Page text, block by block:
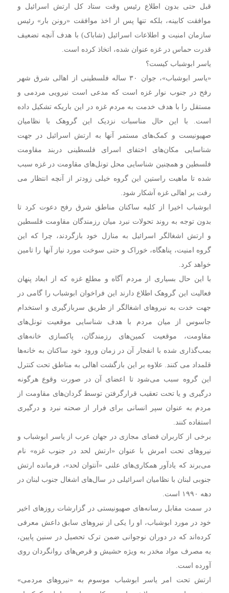
قبل حتی بدون اطلاع رئیس وقت ستاد کل ارتش اسرائیل و
موافقت کابینه، بلکه تنها پس از اخذ موافقت «رونن بار» رئیس
سازمان امنیت و اطلاعات اسرائیل (شاباک) با هدف آنچه تضعیف
قدرت حماس در غزه عنوان شده، اتخاذ کرده است.
یاسر ابوشباب کیست؟
«یاسر ابوشباب»، جوان ۳۰ ساله فلسطینی از اهالی شرق شهر
رفح در جنوب نوار غزه است که مدعی است نیرویی مردمی و
مستقل را با هدف خدمت به مردم غزه در این باریکه تشکیل داده
است. با این حال مناسبات نزدیک این گروهک با نظامیان
صهیونیست و کمک‌های مستمر آنها به ارتش اسرائیل در جهت
شناسایی مکان‌های اختفای اسرای فلسطینی دربند مقاومت
فلسطین و همچنین شناسایی محل تونل‌های مقاومت در غزه سبب
شده تا ماهیت راستین این گروه خیلی زودتر از آنچه انتظار می
‌رفت بر اهالی غزه آشکار شود.
ابوشباب اخیرا از کلیه ساکنان مناطق شرق رفح دعوت کرد تا
بدون توجه به روند تحولات نبرد میان رزمندگان مقاومت فلسطین
و ارتش اشغالگر اسرائیل به منازل خود بازگردند، چرا که این
گروه امنیت، پناهگاه، خوراک و حتی سوخت مورد نیاز آنها را تامین
خواهد کرد.
با این حال بسیاری از مردم آگاه و مطلع غزه که از ابعاد پنهان
فعالیت این گروهک اطلاع دارند این فراخوان ابوشباب را گامی در
جهت خدت به نیروهای اشغالگر از طریق سربازگیری و استخدام
جاسوس از میان مردم با هدف شناسایی موقعیت تونل‌های
مقاومت، موقعیت کمین‌های رزمندگان، پاکسازی خانه‌های
بمب‌گذاری شده با انفجار آن در زمان ورود خود ساکنان به خانه‌ها
قلمداد می کنند. علاوه بر این بازگشت اهالی به مناطق تحت کنترل
این گروه سبب می‌شود تا اعضای آن در صورت وقوع هرگونه
درگیری و یا تحت تعقیب قرارگرفتن توسط گردان‌های مقاومت از
مردم به عنوان سپر انسانی برای فرار از صحنه نبرد و درگیری
استفاده کنند.
برخی از کاربران فضای مجازی در جهان عرب از یاسر ابوشباب و
نیروهای تحت امرش با عنوان «ارتش لحد در جنوب غزه» نام
می‌برند که یادآور همکاری‌های علنی «آنتوان لحد»، فرمانده ارتش
جنوبی لبنان با نظامیان اسرائیلی در سال‌های اشغال جنوب لبنان در
دهه ۱۹۹۰ است.
در سمت مقابل رسانه‌های صهیونیستی در گزارشات روزهای اخیر
خود در مورد ابوشباب، او را یکی از نیروهای سابق داعش معرفی
کرده‌اند که در دوران نوجوانی ضمن ترک تحصیل در سنین پایین،
به مصرف مواد مخدر به ویژه حشیش و قرص‌های روانگردان روی
آورده است.
ارتش تحت امر یاسر ابوشباب موسوم به «نیروهای مردمی»